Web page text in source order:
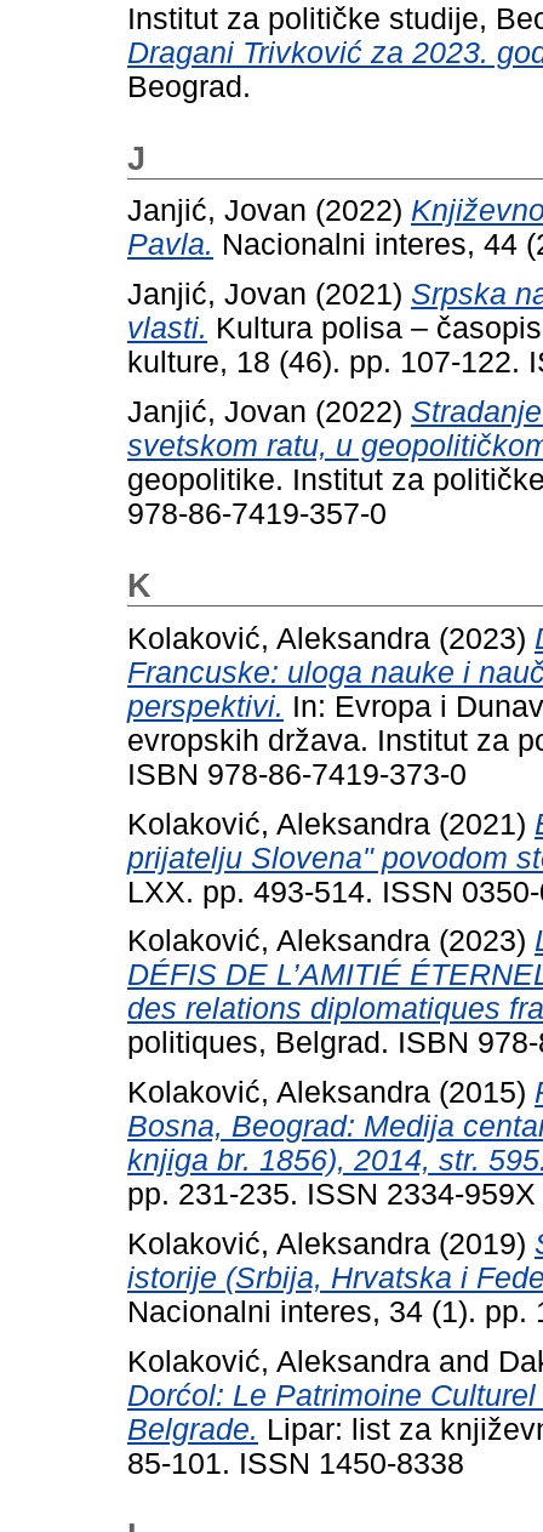
Institut za političke studije,
Dragani Trivković za 2023.
Beograd.
J
Janjić, Jovan (2022)
Pavla. Nacionalni interes, 44
Janjić, Jovan (2021) Srpska
vlasti. Kultura polisa –
kulture, 18 (46). pp. 107-122.
Janjić, Jovan (2022)
svetskom ratu, u
geopolitike. Institut za
978-86-7419-357-0
K
Kolaković, Aleksandra (2023)
Francuske: uloga nauke i
perspektivi. In: Evropa i
evropskih država. Institut za
ISBN 978-86-7419-373-0
Kolaković, Aleksandra (2021)
prijatelju Slovena" povodom
LXX. pp. 493-514. ISSN
Kolaković, Aleksandra (2023)
DÉFIS DE L’AMITIÉ
des relations diplomatiques
politiques, Belgrad. ISBN
Kolaković, Aleksandra (2015)
Bosna, Beograd: Medija
knjiga br. 1856), 2014, str.
pp. 231-235. ISSN 2334-959X
Kolaković, Aleksandra (2019)
istorije (Srbija, Hrvatska i
Nacionalni interes, 34 (1). pp.
Kolaković, Aleksandra and
Dorćol: Le Patrimoine
Belgrade. Lipar: list za
85-101. ISSN 1450-8338